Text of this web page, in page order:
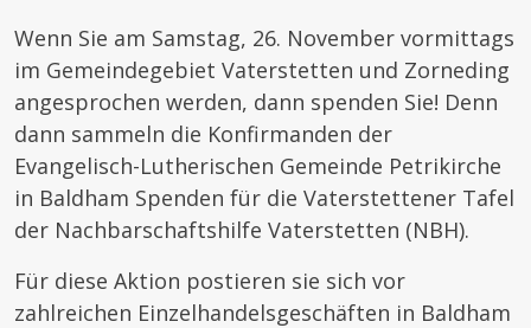
Wenn Sie am Samstag, 26. November vormittags
im Gemeindegebiet Vaterstetten und Zorneding
angesprochen werden, dann spenden Sie! Denn
dann sammeln die Konfirmanden der
Evangelisch-Lutherischen Gemeinde Petrikirche
in Baldham Spenden für die Vaterstettener Tafel
der Nachbarschaftshilfe Vaterstetten (NBH).
Für diese Aktion postieren sie sich vor
zahlreichen Einzelhandelsgeschäften in Baldham